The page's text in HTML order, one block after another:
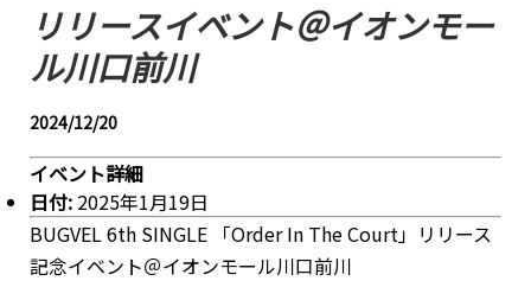
リリースイベント＠イオンモー
ル川口前川
2024/12/20
イベント詳細
日付: 2025年1月19日
BUGVEL 6th SINGLE 「Order In The Court」リリース
記念イベント＠イオンモール川口前川